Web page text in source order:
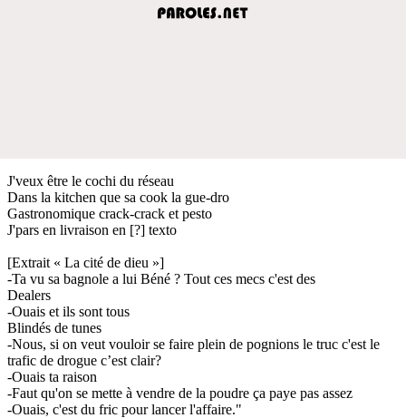
J'veux être le cochi du réseau
Dans la kitchen que sa cook la gue-dro
Gastronomique crack-crack et pesto
J'pars en livraison en [?] texto
[Extrait « La cité de dieu »]
-Ta vu sa bagnole a lui Béné ? Tout ces mecs c'est des
Dealers
-Ouais et ils sont tous
Blindés de tunes
-Nous, si on veut vouloir se faire plein de pognions le truc c'est le
trafic de drogue c’est clair?
-Ouais ta raison
-Faut qu'on se mette à vendre de la poudre ça paye pas assez
-Ouais, c'est du fric pour lancer l'affaire."